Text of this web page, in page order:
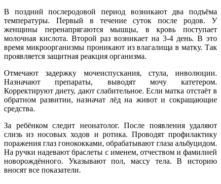
В поздний послеродовой период возникают два подъёма
температуры. Первый в течение суток после родов. У
женщины перенапрягаются мышцы, в кровь поступает
молочная кислота. Второй раз возникает на 3-4 день. В это
время микроорганизмы проникают из влагалища в матку. Так
проявляется защитная реакция организма.
Отмечают задержку мочеиспускания, стула, инволюции.
Назначают препараты, выводят мочу катетером.
Корректируют диету, дают слабительное. Если матка отстаёт в
обратном развитии, назначат лёд на живот и сокращающие
средства.
За ребёнком следит неонатолог. После появления удаляют
слизь из носовых ходов и ротика. Проводят профилактику
поражения глаз гонококками, обрабатывают глаза альбуцидом.
На ручки надевают браслеты с именем, отчеством и фамилией
новорождённого. Указывают пол, массу тела. В историю
вносят все показатели.